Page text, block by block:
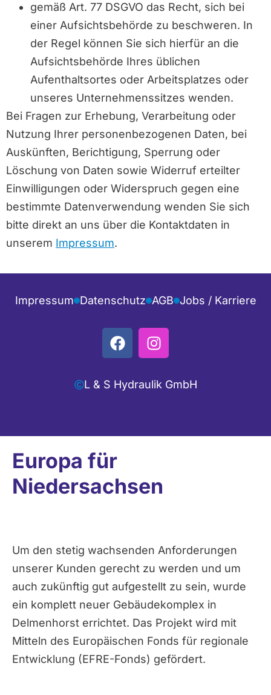
gemäß Art. 77 DSGVO das Recht, sich bei
einer Aufsichtsbehörde zu beschweren. In
der Regel können Sie sich hierfür an die
Aufsichtsbehörde Ihres üblichen
Aufenthaltsortes oder Arbeitsplatzes oder
unseres Unternehmenssitzes wenden.
Bei Fragen zur Erhebung, Verarbeitung oder
Nutzung Ihrer personenbezogenen Daten, bei
Auskünften, Berichtigung, Sperrung oder
Löschung von Daten sowie Widerruf erteilter
Einwilligungen oder Widerspruch gegen eine
bestimmte Datenverwendung wenden Sie sich
bitte direkt an uns über die Kontaktdaten in
unserem Impressum.
Impressum Datenschutz AGB Jobs / Karriere
L & S Hydraulik GmbH
Europa für
Niedersachsen
Um den stetig wachsenden Anforderungen
unserer Kunden gerecht zu werden und um
auch zukünftig gut aufgestellt zu sein, wurde
ein komplett neuer Gebäudekomplex in
Delmenhorst errichtet. Das Projekt wird mit
Mitteln des Europäischen Fonds für regionale
Entwicklung (EFRE-Fonds) gefördert.